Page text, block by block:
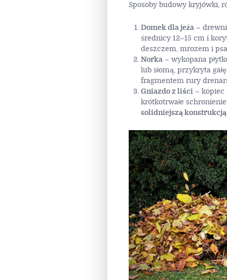
Sposoby budowy kryjówki,
Domek dla jeża–
średnicy 12–15 cm i
deszczem, mrozem i
Norka– wykopana
lub słomą, przykryta
fragmentem rury
Gniazdo z liści– kopiec
krótkotrwałe
solidniejszą